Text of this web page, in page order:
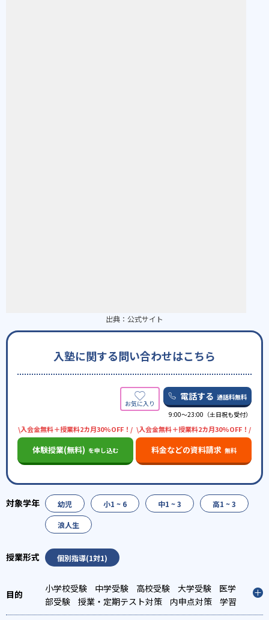
出典： 公式サイト
入塾に関する問い合わせはこちら
電話する 通話料無料
9:00～23:00（土日祝も受付）
\入会金無料＋授業料2カ月30%OFF！/
体験授業(無料) を申し込む
\入会金無料＋授業料2カ月30%OFF！/
料金などの資料請求 無料
幼児 小1 ~ 6 中1 ~ 3 高1 ~ 3
浪人生
個別指導(1対1)
小学校受験 中学受験 高校受験 大学受験
医学
部受験
授業・定期テスト対策 内申点対策
学習
習慣の定着
総合型選抜(旧AO)対策
推薦入試対